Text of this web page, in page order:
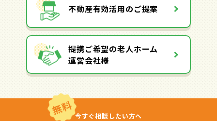
不動産有効活用のご提案
提携ご希望の老人ホーム
運営会社様
無料 今すぐ相談したい方へ